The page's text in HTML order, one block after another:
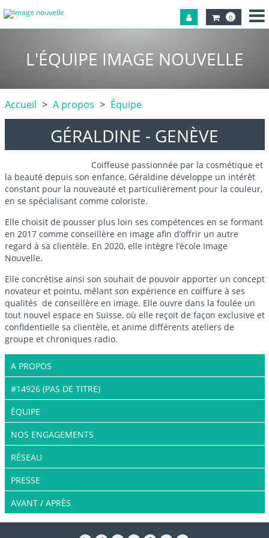
0
L'ÉQUIPE IMAGE NOUVELLE
Accueil A propos Équipe
GÉRALDINE - GENÈVE
Coiffeuse passionnée par la cosmétique et
la beauté depuis son enfance, Géraldine développe un intérêt
constant pour la nouveauté et particulièrement pour la couleur,
en se spécialisant comme coloriste.
Elle choisit de pousser plus loin ses compétences en se formant
en 2017 comme conseillère en image afin d’offrir un autre
regard à sa clientèle. En 2020, elle intègre l’école Image
Nouvelle.
Elle concrétise ainsi son souhait de pouvoir apporter un concept
novateur et pointu, mêlant son expérience en coiffure à ses
qualités de conseillère en image. Elle ouvre dans la foulée un
tout nouvel espace en Suisse, où elle reçoit de façon exclusive et
confidentielle sa clientèle, et anime différents ateliers de
groupe et chroniques radio.
A PROPOS
#14926 (PAS DE TITRE)
ÉQUIPE
NOS ENGAGEMENTS
RÉSEAU
PRESSE
AVANT / APRÈS